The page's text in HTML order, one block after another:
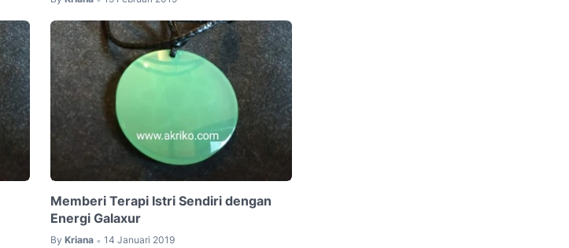
Memberi Terapi Istri Sendiri dengan
Energi Galaxur
By Kriana • 14 Januari 2019